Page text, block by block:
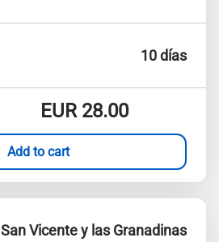
10 días
EUR28.00
Add to cart
San Vicente y las Granadinas